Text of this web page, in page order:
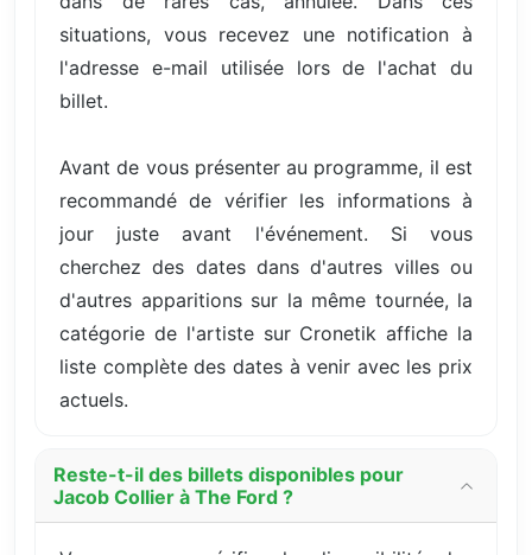
situations, vous recevez une notification à
l'adresse e-mail utilisée lors de l'achat du
billet.
Avant de vous présenter au programme, il est
recommandé de vérifier les informations à
jour juste avant l'événement. Si vous
cherchez des dates dans d'autres villes ou
d'autres apparitions sur la même tournée, la
catégorie de l'artiste sur Cronetik affiche la
liste complète des dates à venir avec les prix
actuels.
Reste-t-il des billets disponibles pour
Jacob Collier à The Ford ?